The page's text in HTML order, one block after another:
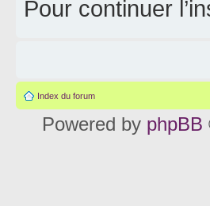
Pour continuer
Index du forum
Powered by phpBB